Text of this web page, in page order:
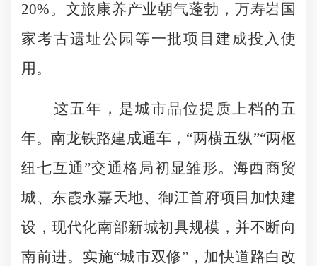
20%。文旅康养产业朝气蓬勃，万寿岩国
家考古遗址公园等一批项目建成投入使
用。
这五年，是城市品位提质上档的五
年。南龙铁路建成通车，“两横五纵”“两枢
纽七互通”交通格局初显雏形。海西商贸
城、东霞永嘉天地、御江首府项目加快建
设，现代化南部新城初具规模，并不断向
南前进。实施“城市双修”，加快道路白改